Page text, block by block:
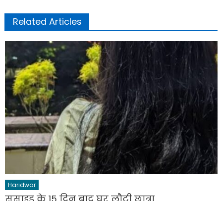
Related Articles
Haridwar